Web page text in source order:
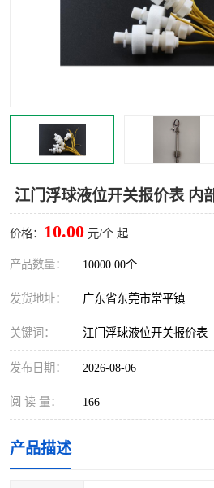
江门浮球液位开关报价表 内
价格： 10.00 元/个 起
产品数量： 10000.00个
发货地址： 广东省东莞市常平镇
关键词： 江门浮球液位开关报价表
发布日期： 2026-08-06
阅 读 量： 166
产品描述